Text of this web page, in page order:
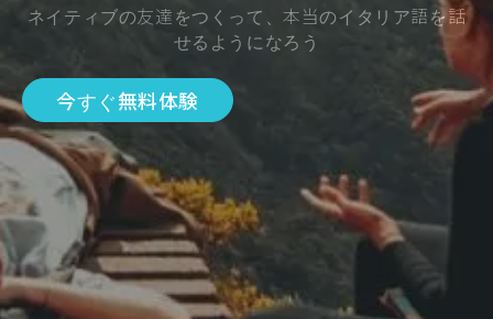
ネイティブの友達をつくって、本当のイタリア語を話
せるようになろう
今すぐ無料体験